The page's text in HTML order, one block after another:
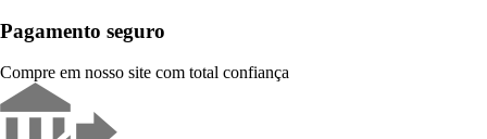
Pagamento seguro
Compre em nosso site com total confiança